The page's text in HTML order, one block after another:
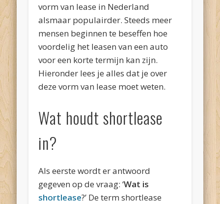
vorm van lease in Nederland
alsmaar populairder. Steeds meer
mensen beginnen te beseffen hoe
voordelig het leasen van een auto
voor een korte termijn kan zijn.
Hieronder lees je alles dat je over
deze vorm van lease moet weten.
Wat houdt shortlease
in?
Als eerste wordt er antwoord
gegeven op de vraag: ‘Wat is
shortlease?’ De term shortlease